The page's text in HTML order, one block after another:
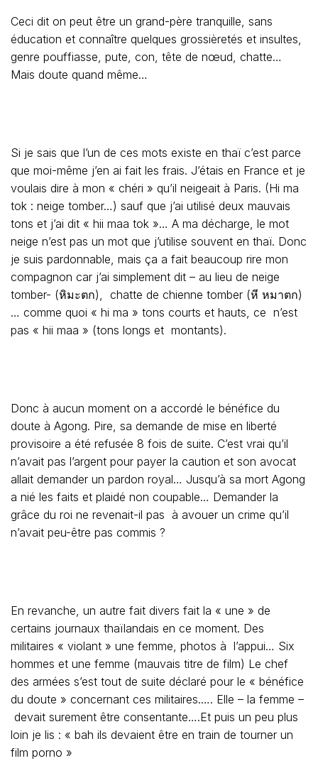
Ceci dit on peut être un grand-père tranquille, sans
éducation et connaître quelques grossièretés et insultes,
genre pouffiasse, pute, con, tête de nœud, chatte…
Mais doute quand même…
Si je sais que l’un de ces mots existe en thaï c’est parce
que moi-même j’en ai fait les frais. J’étais en France et je
voulais dire à mon « chéri » qu’il neigeait à Paris. (Hi ma
tok : neige tomber…) sauf que j’ai utilisé deux mauvais
tons et j’ai dit « hii maa tok »… A ma décharge, le mot
neige n’est pas un mot que j’utilise souvent en thaï. Donc
je suis pardonnable, mais ça a fait beaucoup rire mon
compagnon car j’ai simplement dit – au lieu de neige
tomber- (หิมะตก), chatte de chienne tomber (หี หมาตก)
… comme quoi « hi ma » tons courts et hauts, ce n’est
pas « hii maa » (tons longs et montants).
Donc à aucun moment on a accordé le bénéfice du
doute à Agong. Pire, sa demande de mise en liberté
provisoire a été refusée 8 fois de suite. C’est vrai qu’il
n’avait pas l’argent pour payer la caution et son avocat
allait demander un pardon royal… Jusqu’à sa mort Agong
a nié les faits et plaidé non coupable… Demander la
grâce du roi ne revenait-il pas à avouer un crime qu’il
n’avait peu-être pas commis ?
En revanche, un autre fait divers fait la « une » de
certains journaux thaïlandais en ce moment. Des
militaires « violant » une femme, photos à l’appui… Six
hommes et une femme (mauvais titre de film) Le chef
des armées s’est tout de suite déclaré pour le « bénéfice
du doute » concernant ces militaires.…. Elle – la femme –
devait surement être consentante….Et puis un peu plus
loin je lis : « bah ils devaient être en train de tourner un
film porno »